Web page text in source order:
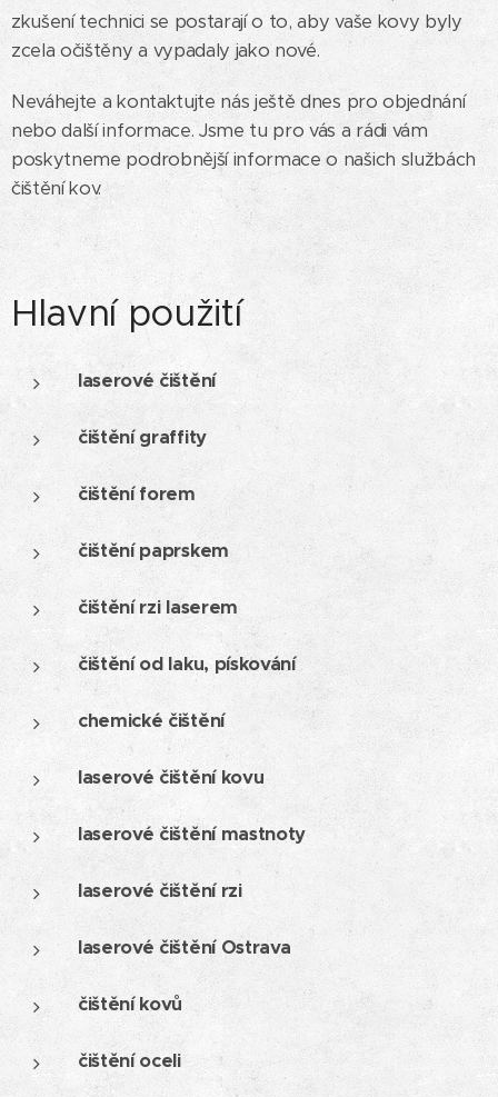
zkušení technici se postarají o to, aby vaše kovy byly
zcela očištěny a vypadaly jako nové.
Neváhejte a kontaktujte nás ještě dnes pro objednání
nebo další informace. Jsme tu pro vás a rádi vám
poskytneme podrobnější informace o našich službách
čištění kov.
Hlavní použití
laserové čištění
čištění graffity
čištění forem
čištění paprskem
čištění rzi laserem
čištění od laku, pískování
chemické čištění
laserové čištění kovu
laserové čištění mastnoty
laserové čištění rzi
laserové čištění Ostrava
čištění kovů
čištění oceli